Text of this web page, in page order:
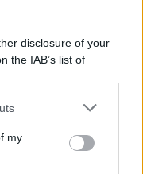
disclosure of your
the IAB’s list of
by us to third parties
my